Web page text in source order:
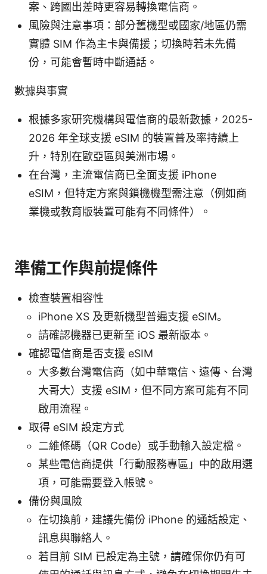
案、跨國出差時更容易轉換電信商。
風險與注意事項：部分舊機型或國家/地區仍需
實體 SIM 作為主卡與備援；切換時若未先備
份，可能會暫時中斷通話。
數據與事實
根據多家研究機構與電信商的最新數據，2025-
2026 年全球支援 eSIM 的裝置普及率持續上
升，特別在歐亞區與美洲市場。
在台灣，主流電信商已全面支援 iPhone
eSIM，但特定方案與鎖機機型需注意（例如商
業機或教育版裝置可能有不同條件）。
準備工作與前提條件
檢查裝置相容性
iPhone XS 及更新機型普遍支援 eSIM。
請確認機器已更新至 iOS 最新版本。
確認電信商是否支援 eSIM
大多數台灣電信商（如中華電信、遠傳、台灣
大哥大）支援 eSIM，但不同方案可能有不同
啟用流程。
取得 eSIM 設定方式
二維條碼（QR Code）或手動輸入設定檔。
某些電信商提供「行動服務專區」中的啟用選
項，可能需要登入帳號。
備份與風險
在切換前，建議先備份 iPhone 的通話設定、
訊息與聯絡人。
若目前 SIM 已設定為主號，請確保你仍有可